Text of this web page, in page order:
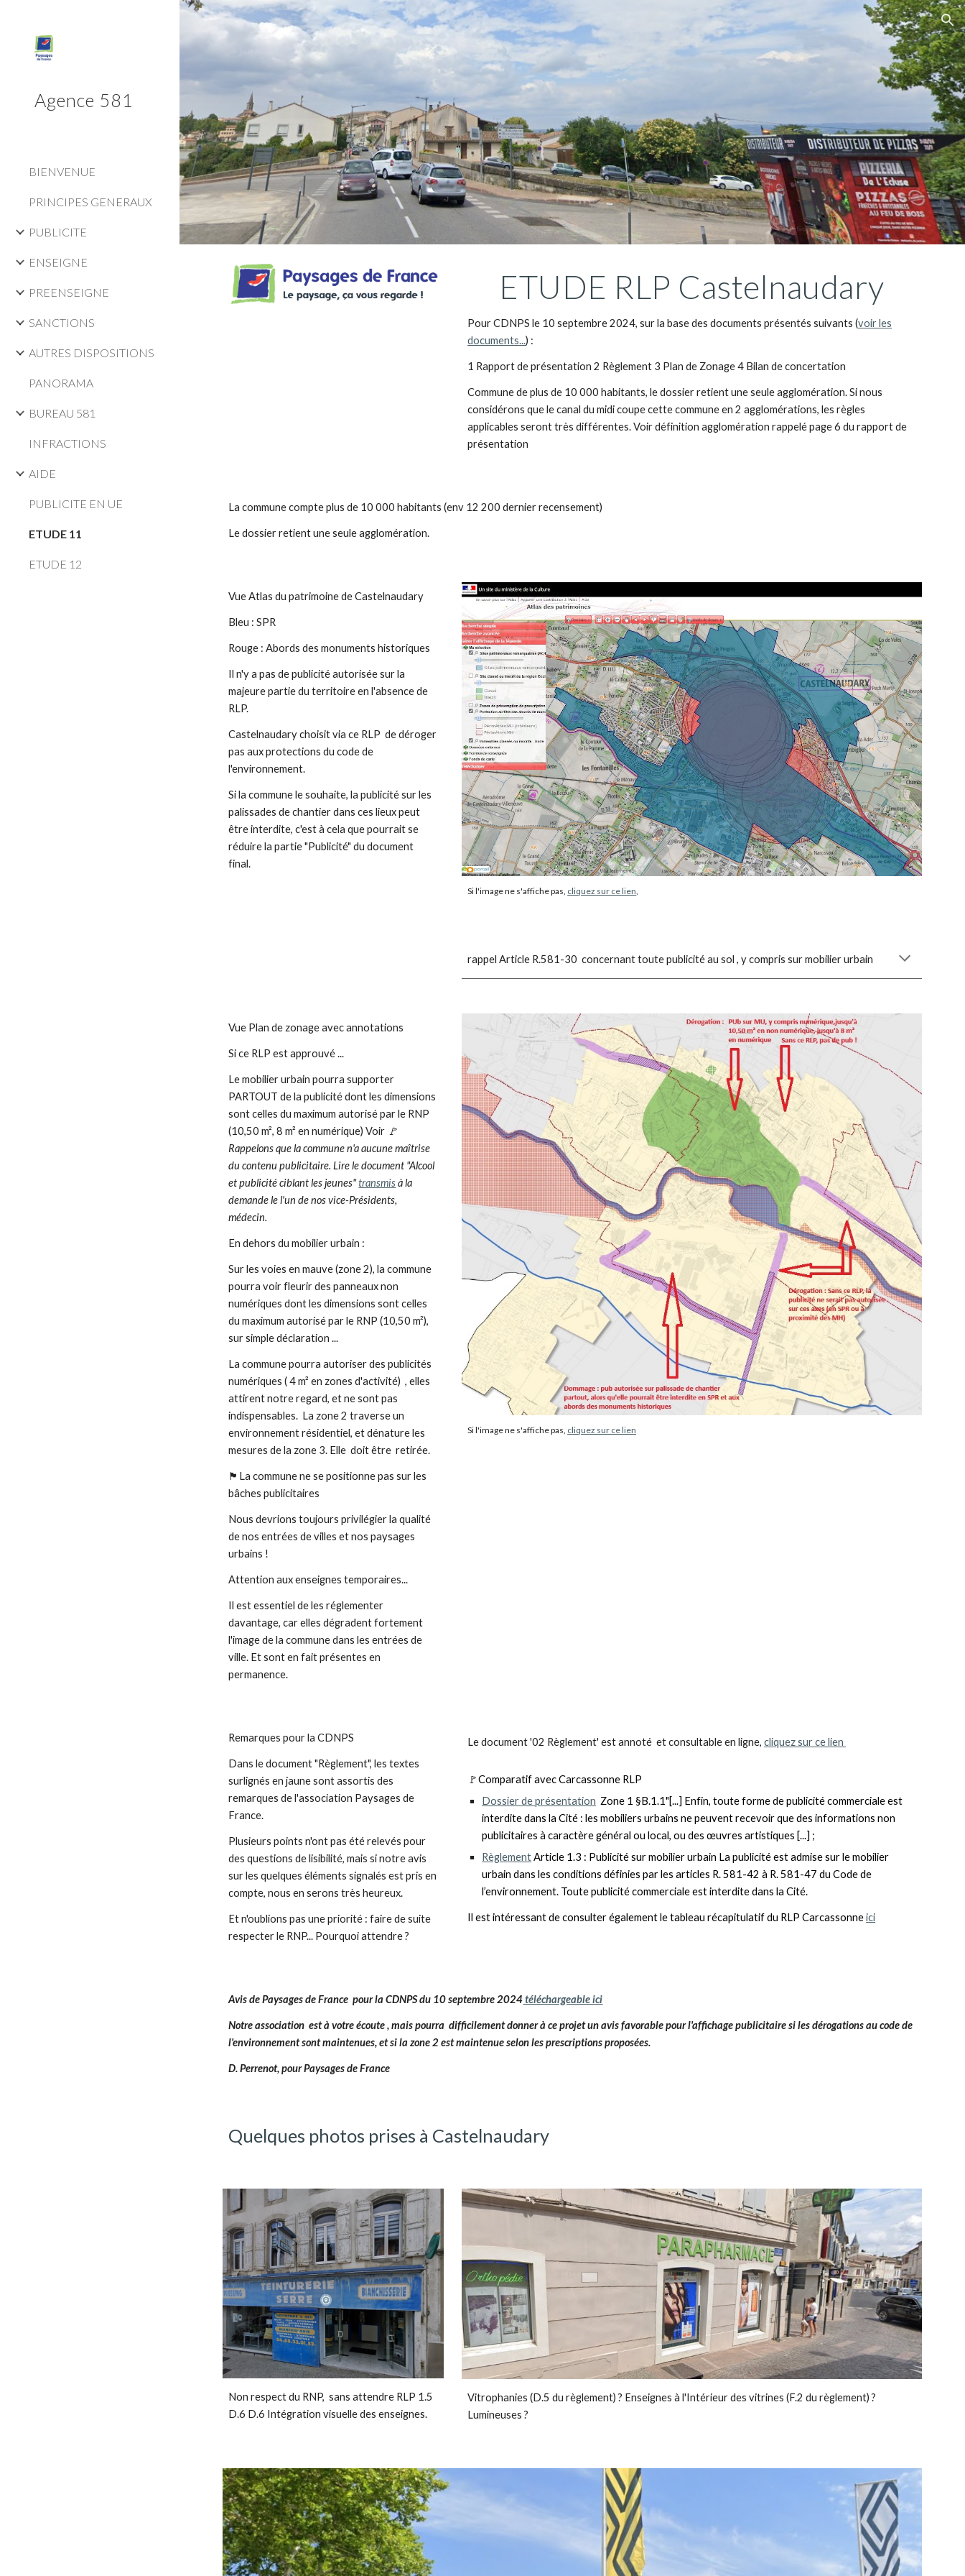
Skip to main content Skip to navigation
Agence 581
BIENVENUE
PRINCIPES GENERAUX
PUBLICITE
ENSEIGNE
PREENSEIGNE
SANCTIONS
AUTRES DISPOSITIONS
PANORAMA
BUREAU 581
INFRACTIONS
AIDE
PUBLICITE EN UE
ETUDE 11
ETUDE 12
ETUDE RLP Castelnaudary
Pour CDNPS le 10 septembre 2024, sur la base des documents présentés suivants (voir les
documents...) :
1 Rapport de présentation 2 Règlement 3 Plan de Zonage 4 Bilan de concertation
Commune de plus de 10 000 habitants, le dossier retient une seule agglomération. Si nous
considérons que le canal du midi coupe cette commune en 2 agglomérations, les règles
applicables seront très différentes. Voir définition agglomération rappelé page 6 du rapport de
présentation
La commune compte plus de 10 000 habitants (env 12 200 dernier recensement)
Ledossier retient une seule agglomération.
Vue Atlas du patrimoine de Castelnaudary
Bleu : SPR
Rouge : Abords des monuments historiques
Il n'y a pas de publicité autorisée sur la
majeure partie du territoire en l'absence de
RLP.
Castelnaudary choisit via ce RLP de déroger
pas aux protections du code de
l'environnement.
Si la commune le souhaite, la publicité sur les
palissades de chantier dans ces lieux peut
être interdite, c'est à cela que pourrait se
réduire la partie "Publicité" du document
final.
Si l'image ne s'affiche pas, cliquez sur ce lien
rappel Article R.581-30 concernant toute publicité au sol , y compris sur mobilier urbain
Vue Plan de zonage avec annotations
Si ce RLP est approuvé ...
Le mobilier urbain pourrasupporter
PARTOUT de la publicité dont les dimensions
sont celles du maximum autorisé par le RNP
(10,50 m², 8 m² en numérique) Voir 🚩
Rappelons que la commune n'a aucune maîtrise
du contenu publicitaire. Lire le document "Alcool
et publicité ciblant les jeunes"transmisà la
demande le l'un de nos vice-Présidents,
médecin.
En dehors du mobilier urbain :
Sur les voies en mauve (zone 2), la commune
pourra voir fleurir des panneaux non
numériques dont les dimensions sont celles
du maximum autorisé par le RNP (10,50 m²),
sur simple déclaration ...
La commune pourra autoriser des publicités
numériques ( 4 m² en zones d'activité) , elles
attirent notre regard, et ne sont pas
indispensables. La zone 2 traverse un
environnement résidentiel, et dénature les
mesures de la zone 3. Elle doit être retirée.
🏴La commune ne se positionne pas sur les
bâches publicitaires
Nous devrions toujours privilégier la qualité
de nos entrées de villes et nos paysages
urbains !
Attention aux enseignes temporaires...
Il est essentiel de les réglementer
davantage, car elles dégradent fortement
l'image de la commune dans les entrées de
ville. Et sont en fait présentes en
permanence.
Si l'image ne s'affiche pas, cliquez sur ce lien
Remarques pour la CDNPS
Dans le document "Règlement", les textes
surlignés en jaune sont assortis des
remarques de l'association Paysages de
France.
Plusieurs points n'ont pas été relevés pour
des questions de lisibilité, mais si notre avis
sur les quelques éléments signalés est pris en
compte, nous en serons très heureux.
Et n'oublions pas une priorité : faire de suite
respecter le RNP... Pourquoi attendre ?
Le document '02 Règlement' est annoté et consultable en ligne,cliquez sur ce lien
🚩Comparatif avecCarcassonne RLP
Dossier de présentation Zone 1 §B.1.1"[...] Enfin, toute forme de publicité commerciale est
interdite dans la Cité : les mobiliers urbains ne peuvent recevoir que des informations non
publicitaires à caractère général ou local, ou des œuvres artistiques [...] ;
RèglementArticle 1.3 : Publicité sur mobilier urbain La publicité est admise sur le mobilier
urbain dans les conditions définies par les articles R. 581-42 à R. 581-47 du Code de
l’environnement. Toute publicité commerciale est interdite dans la Cité.
Il est intéressant de consulter également le tableau récapitulatif du RLP Carcassonneici
Avis de Paysages de France pour la CDNPS du 10 septembre 2024téléchargeable ici
Notre association est à votre écoute , mais pourra difficilement donner à ce projet un avis favorable pour l'affichage publicitaire si les dérogations au code de
l'environnement sont maintenues, et si la zone 2 est maintenueselon les prescriptions proposées.
D. Perrenot, pour Paysages de France
Quelques photos prises à Castelnaudary
Non respect du RNP, sans attendre RLP 1.5
D.6 D.6 Intégration visuelle des enseignes.
Vitrophanies (D.5 du règlement) ? Enseignes à l'Intérieur des vitrines (F.2 du règlement) ?
Lumineuses ?